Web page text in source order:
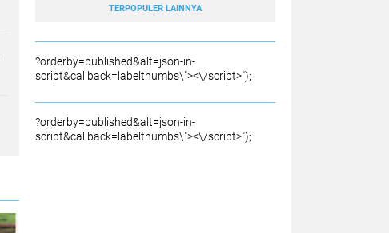
DAN BERDAMPAK*
TERPOPULER LAINNYA
?orderby=published&alt=json-in-
script&callback=labelthumbs\"><\/script>");
?orderby=published&alt=json-in-
script&callback=labelthumbs\"><\/script>");